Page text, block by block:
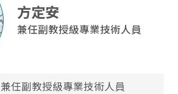
方定安
兼任副教授級專業技術人員
兼任副教授級專業技術人員